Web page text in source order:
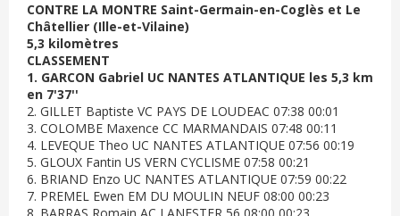
CONTRE LA MONTRE Saint-Germain-en-Coglès et Le
Châtellier (Ille-et-Vilaine)
5,3 kilomètres
CLASSEMENT
1. GARCON Gabriel UC NANTES ATLANTIQUE les 5,3 km
en 7'37''
2. GILLET Baptiste VC PAYS DE LOUDEAC 07:38 00:01
3. COLOMBE Maxence CC MARMANDAIS 07:48 00:11
4. LEVEQUE Theo UC NANTES ATLANTIQUE 07:56 00:19
5. GLOUX Fantin US VERN CYCLISME 07:58 00:21
6. BRIAND Enzo UC NANTES ATLANTIQUE 07:59 00:22
7. PREMEL Ewen EM DU MOULIN NEUF 08:00 00:23